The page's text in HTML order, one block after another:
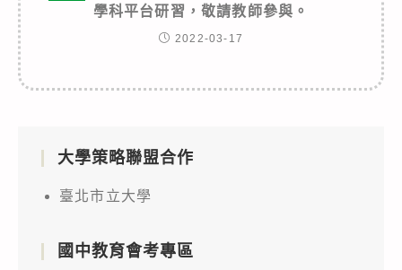
學科平台研習，敬請教師參與。
2022-03-17
大學策略聯盟合作
臺北市立大學
國中教育會考專區